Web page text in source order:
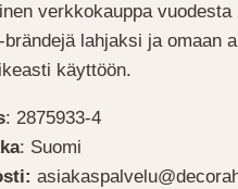
verkkokauppa
brändejä lahjaksi ja omaan
käyttöön.
: 2875933-4
: Suomi